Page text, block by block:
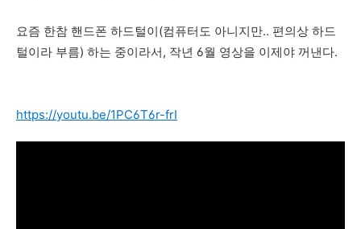
요즘 한참 핸드폰 하드털이(컴퓨터도 아니지만.. 편의상 하드
털이라 부름) 하는 중이라서, 작년 6월 영상을 이제야 꺼낸다.
https://youtu.be/1PC6T6r-frI